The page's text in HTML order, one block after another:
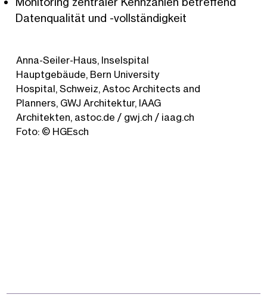
Anna-Seiler-Haus, Inselspital
Hauptgebäude, Bern University
Hospital, Schweiz, Astoc Architects and
Planners, GWJ Architektur, IAAG
Architekten, astoc.de / gwj.ch / iaag.ch
Foto: © HGEsch
Datenqualität und -vollständigkeit